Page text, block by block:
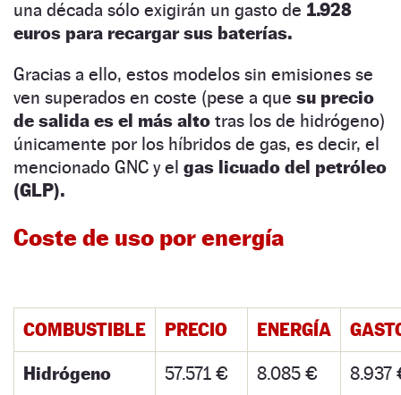
una década sólo exigirán un gasto de 1.928
euros para recargar sus baterías.
Gracias a ello, estos modelos sin emisiones se
ven superados en coste (pese a que su precio
de salida es el más alto tras los de hidrógeno)
únicamente por los híbridos de gas, es decir, el
mencionado GNC y el gas licuado del petróleo
(GLP).
Coste de uso por energía
COMBUSTIBLE PRECIO ENERGÍA
Hidrógeno 57.571 € 8.085 € 8.937